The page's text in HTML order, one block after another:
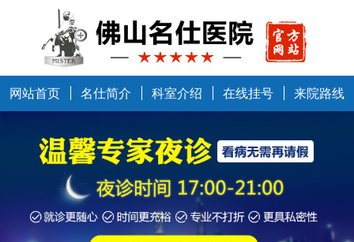
网站首页 名仕简介 科室介绍 在线挂号 来院路线